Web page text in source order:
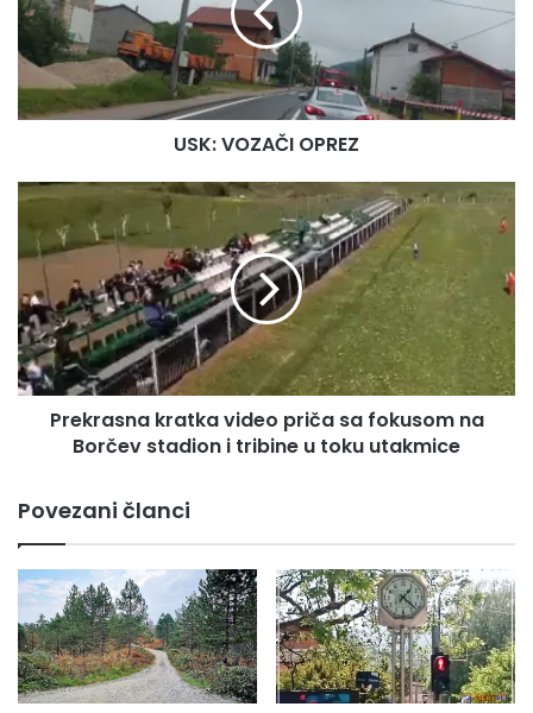
USK: VOZAČI OPREZ
Prekrasna
video
priča
sa
fokusom
na
Borčev
stadion
utakmice
Prekrasna kratka video priča sa fokusom na
Borčev stadion i tribine u toku utakmice
Povezani članci